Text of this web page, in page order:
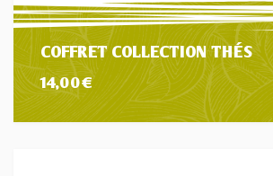
COFFRET COLLECTION THÉS
14,00€